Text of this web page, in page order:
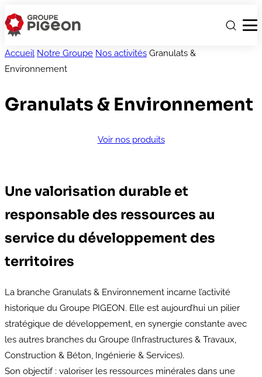
Accueil Notre Groupe Nos activités Granulats &
Environnement
Granulats & Environnement
Voir nos produits
Une valorisation durable et
responsable des ressources au
service du développement des
territoires
La branche Granulats & Environnement incarne l’activité
historique du Groupe PIGEON. Elle est aujourd’hui un pilier
stratégique de développement, en synergie constante avec
les autres branches du Groupe (Infrastructures & Travaux,
Construction & Béton, Ingénierie & Services).
Son objectif : valoriser les ressources minérales dans une